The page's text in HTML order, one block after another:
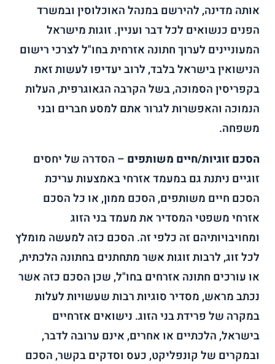
אותה מדינה, להירשם במנהל האוכלוסין ובמשרד
הפנים כנשואים לכל דבר ועניין. זוגות מישראל
המעוניינים לערוך חתונה אזרחית בחו"ל לצרכי רישום
הנישואין בישראל בלבד, לרוב יעדיפו לעשות זאת
בקפריסין הסמוכה, בשל הקרבה הגאוגרפית, העלות
הנמוכה והאפשרות לגרור אתם למסע חברים ובני
משפחה.
הסכם זוגיות/חיים משותפים – הסדרה של יחסים
זוגיים ניתנת גם במעמד אזרחי באמצעות עריכת
הסכם חיים משותפים, הסכם ממון, או כל הסכם
אזרחי משפטי המסדיר את מעמד בני הזוג
ומחויבויותיהם זה כלפי זה. הסכם כזה למעשה מומלץ
לכל זוג, לרבות זוגות אשר מתחתנים בחתונה הלכתית,
או עורכים חתונה אזרחים בחו"ל, שכן הסכם כזה אשר
נכתב מראש, מסדיר סוגיות רבות שעשויות לעלות
במקרה של פרידת בני הזוג. נישואים אזרחיים
בישראל, הלכתיים או אחרים, אינם ערובה לדבר,
ובמקרים של קונפליקט, כעס וסדקים בקשר, הסכם